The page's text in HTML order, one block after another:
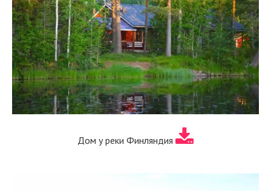
Дом у реки Финляндия